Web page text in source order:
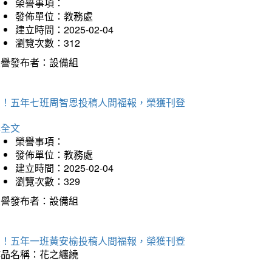
發佈單位：教務處
建立時間：2025-02-04
瀏覽次數：312
發布者：設備組
五年七班周智恩投稿人間福報，榮獲刊登
文
榮譽事項：
發佈單位：教務處
建立時間：2025-02-04
瀏覽次數：329
發布者：設備組
五年一班黃安榆投稿人間福報，榮獲刊登
名稱：花之纏繞